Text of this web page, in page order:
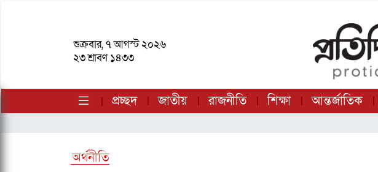
শুক্রবার, ৭ আগস্ট ২০২৬
২৩ শ্রাবণ ১৪৩৩
প্রচ্ছদ জাতীয় রাজনীতি শিক্ষা আন্তর্জাতিক
অর্থনীতি